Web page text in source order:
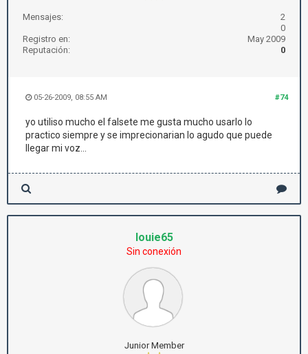
Mensajes:
2
0
Registro en:
May 2009
Reputación:
0
#74
05-26-2009, 08:55 AM
yo utiliso mucho el falsete me gusta mucho usarlo lo
practico siempre y se imprecionarian lo agudo que puede
llegar mi voz...
louie65
Sin conexión
Junior Member